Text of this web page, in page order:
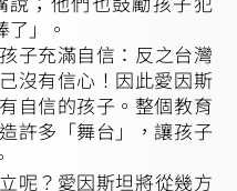
」。
子充滿自信：反之台灣
沒有信心！因此愛因斯
自信的孩子。整個教育
許多「舞台」，讓孩子
呢？愛因斯坦將從幾方